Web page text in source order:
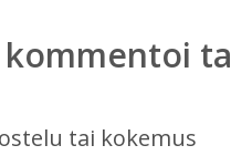
tai kokemus